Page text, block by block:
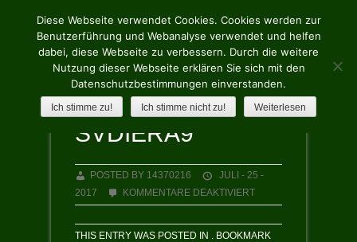
SVDIERA9
POSTED BY 14370216
JULI - 25 -
2017
KOMMENTARE DEAKTIVIERTFÜR
SVDIERA9
THIS ENTRY WAS POSTED IN . BOOKMARK
Diese Webseite verwendet Cookies. Cookies werden zur
Benutzerführung und Webanalyse verwendet und helfen
dabei, diese Webseite zu verbessern. Durch die weitere
Nutzung dieser Webseite erklären Sie sich mit den
Datenschutzbestimmungen einverstanden.
Ich stimme zu! Ich stimme nicht zu! Weiterlesen